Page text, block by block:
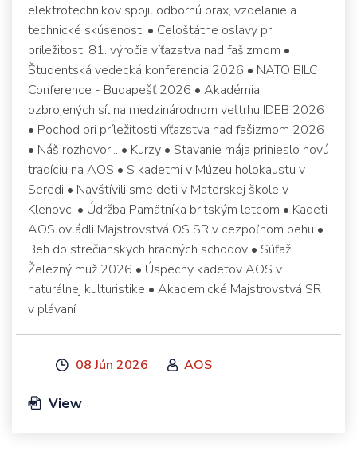
elektrotechnikov spojil odbornú prax, vzdelanie a
technické skúsenosti • Celoštátne oslavy pri
príležitosti 81. výročia víťazstva nad fašizmom •
Študentská vedecká konferencia 2026 • NATO BILC
Conference - Budapešť 2026 • Akadémia
ozbrojených síl na medzinárodnom veľtrhu IDEB 2026
• Pochod pri príležitosti víťazstva nad fašizmom 2026
• Náš rozhovor... • Kurzy • Stavanie mája prinieslo novú
tradíciu na AOS • S kadetmi v Múzeu holokaustu v
Seredi • Navštívili sme deti v Materskej škole v
Klenovci • Údržba Pamätníka britským letcom • Kadeti
AOS ovládli Majstrovstvá OS SR v cezpoľnom behu •
Beh do strečianskych hradných schodov • Súťaž
Železný muž 2026 • Úspechy kadetov AOS v
naturálnej kulturistike • Akademické Majstrovstvá SR
v plávaní
08 Jún 2026 AOS
View